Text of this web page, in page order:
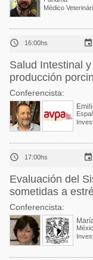
 16:00hs 
Salud Intestinal
producción
Conferencista:
 17:00hs 
Evaluación del
sometidas a
Conferencista: